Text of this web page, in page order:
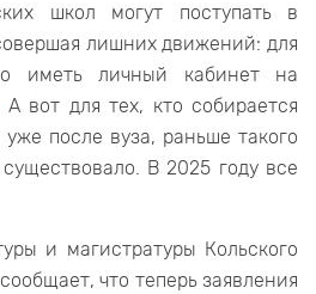
школ могут поступать в
лишних движений: для
иметь личный кабинет на
А вот для тех, кто собирается
после вуза, раньше такого
В 2025 году все
и магистратуры Кольского
что теперь заявления